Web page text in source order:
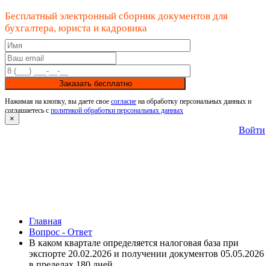
Бесплатный электронный сборник документов для
бухгалтера, юриста и кадровика
Заказать бесплатно
Нажимая на кнопку, вы даете свое согласие на обработку персональных данных и
соглашаетесь с политикой обработки персональных данных
×
Войти
Главная
Вопрос - Ответ
В каком квартале определяется налоговая база при
экспорте 20.02.2026 и получении документов 05.05.2026